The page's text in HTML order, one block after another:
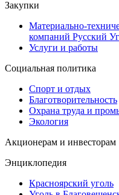
Закупки
Материально-
компаний Русский
Услуги и работы
Социальная политика
Спорт и отдых
Благотворительность
Охрана труда и
Экология
Акционерам и инвесторам
Энциклопедия
Красноярский уголь